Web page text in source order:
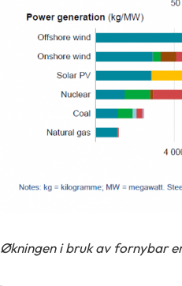
Økningen i bruk av fornybar